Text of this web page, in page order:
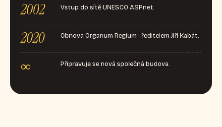
2002 Vstup do sítě UNESCO ASPnet.
2020 Obnova Organum Regium · ředitelem Jiří Kabát.
∞ Připravuje se nová společná budova.